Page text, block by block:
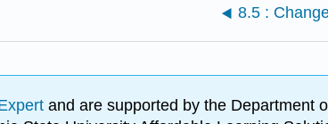
8.5 :
and are supported by the Department